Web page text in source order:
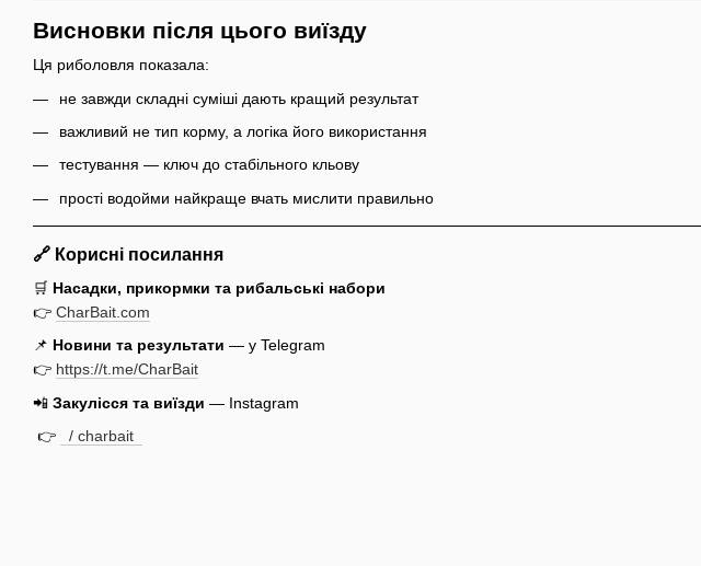
Висновки після цього виїзду
Ця риболовля показала:
не завжди складні суміші дають кращий результат
важливий не тип корму, а логіка його використання
тестування — ключ до стабільного кльову
прості водойми найкраще вчать мислити правильно
🔗 Корисні посилання
🛒 Насадки, прикормки та рибальські набори
👉 CharBait.com
📌 Новини та результати — у Telegram
👉 https://t.me/CharBait
📲 Закулісся та виїзди — Instagram
👉
/ charbait